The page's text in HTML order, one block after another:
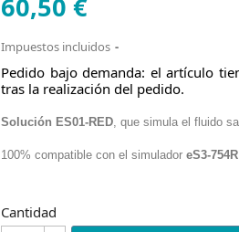
60,50 €
Impuestos incluidos
Pedido bajo demanda: el artículo
tras la realización del pedido.
Solución ES01-RED, que simula el fluido
100% compatible con el simulador eS3-754R
Cantidad